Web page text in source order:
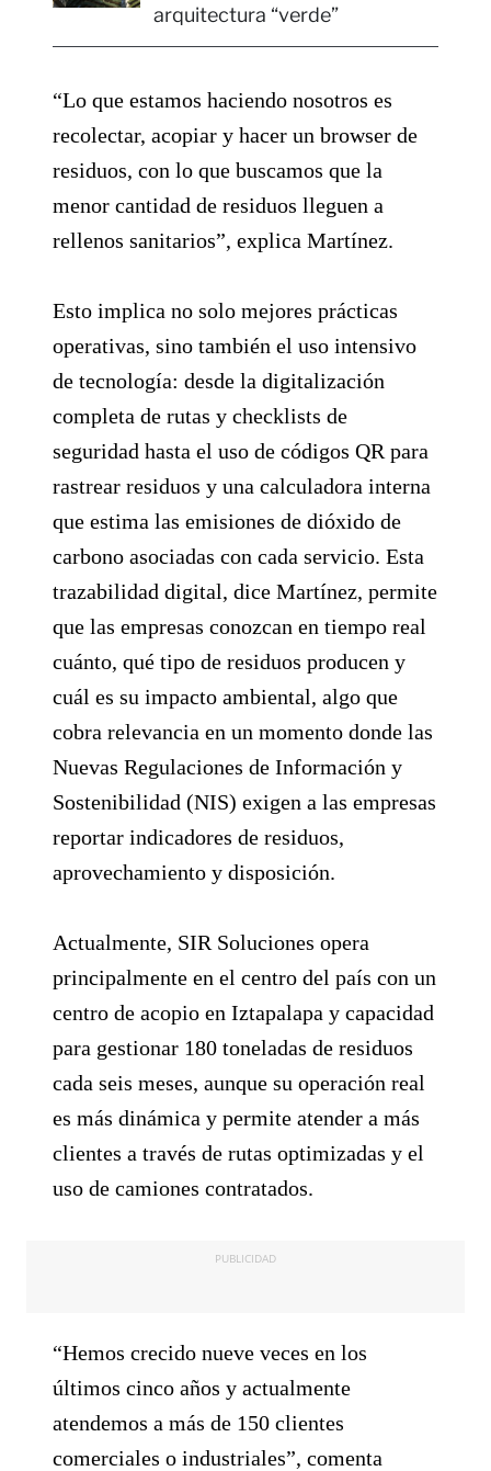
arquitectura “verde”
“Lo que estamos haciendo nosotros es
recolectar, acopiar y hacer un browser de
residuos, con lo que buscamos que la
menor cantidad de residuos lleguen a
rellenos sanitarios”, explica Martínez.
Esto implica no solo mejores prácticas
operativas, sino también el uso intensivo
de tecnología: desde la digitalización
completa de rutas y checklists de
seguridad hasta el uso de códigos QR para
rastrear residuos y una calculadora interna
que estima las emisiones de dióxido de
carbono asociadas con cada servicio. Esta
trazabilidad digital, dice Martínez, permite
que las empresas conozcan en tiempo real
cuánto, qué tipo de residuos producen y
cuál es su impacto ambiental, algo que
cobra relevancia en un momento donde las
Nuevas Regulaciones de Información y
Sostenibilidad (NIS) exigen a las empresas
reportar indicadores de residuos,
aprovechamiento y disposición.
Actualmente, SIR Soluciones opera
principalmente en el centro del país con un
centro de acopio en Iztapalapa y capacidad
para gestionar 180 toneladas de residuos
cada seis meses, aunque su operación real
es más dinámica y permite atender a más
clientes a través de rutas optimizadas y el
uso de camiones contratados.
PUBLICIDAD
“Hemos crecido nueve veces en los
últimos cinco años y actualmente
atendemos a más de 150 clientes
comerciales o industriales”, comenta